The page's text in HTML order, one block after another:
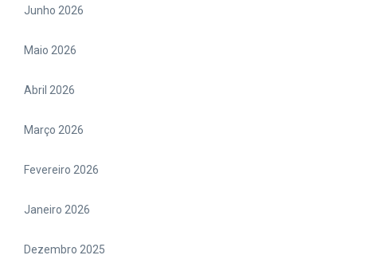
Junho 2026
Maio 2026
Abril 2026
Março 2026
Fevereiro 2026
Janeiro 2026
Dezembro 2025